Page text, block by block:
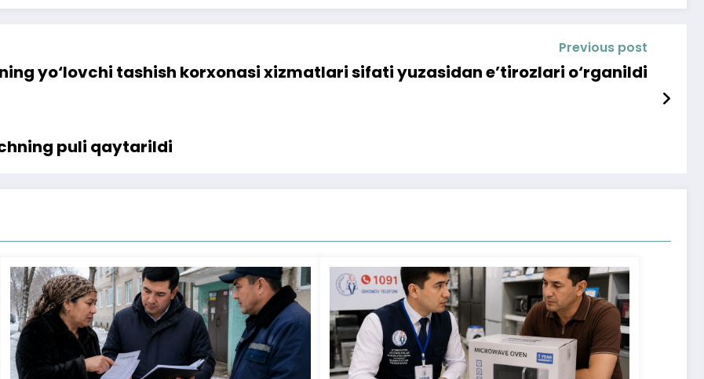
Previous post
yo‘lovchi tashish korxonasi xizmatlari sifati yuzasidan e’tirozlari o‘rganildi
puli qaytarildi